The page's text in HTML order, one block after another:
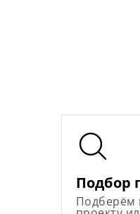
Подбор
Подберём